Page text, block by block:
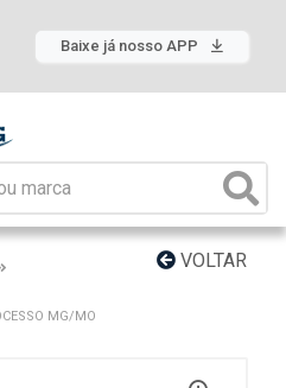
Baixe já nosso APP
VOLTAR
MG/MO